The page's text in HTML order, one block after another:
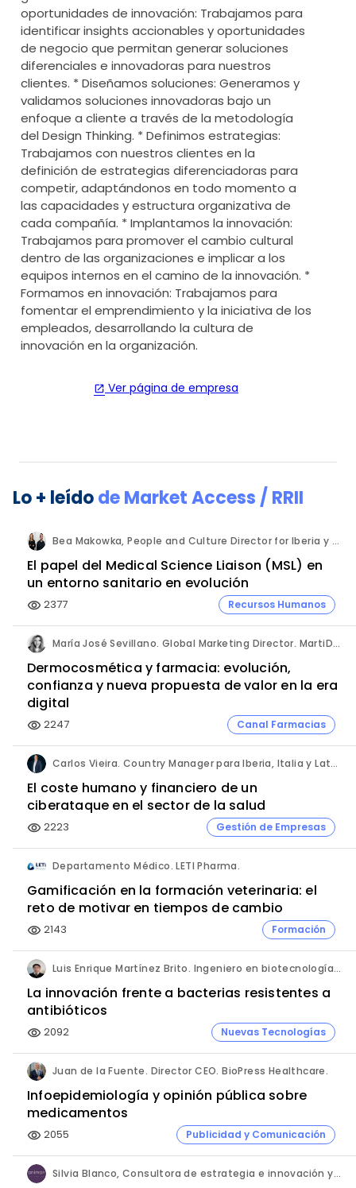
oportunidades de innovación: Trabajamos para
identificar insights accionables y oportunidades
de negocio que permitan generar soluciones
diferenciales e innovadoras para nuestros
clientes. * Diseñamos soluciones: Generamos y
validamos soluciones innovadoras bajo un
enfoque a cliente a través de la metodología
del Design Thinking. * Definimos estrategias:
Trabajamos con nuestros clientes en la
definición de estrategias diferenciadoras para
competir, adaptándonos en todo momento a
las capacidades y estructura organizativa de
cada compañía. * Implantamos la innovación:
Trabajamos para promover el cambio cultural
dentro de las organizaciones e implicar a los
equipos internos en el camino de la innovación. *
Formamos en innovación: Trabajamos para
fomentar el emprendimiento y la iniciativa de los
empleados, desarrollando la cultura de
innovación en la organización.
open_in_new Ver página de empresa
Lo + leídodeMarket Access / RRII
Bea Makowka, People and Culture Director for Iberia y Alberto Municio, Talent Seach Solutions Lead for Iberia. Inizio Engage.
El papel del Medical Science Liaison (MSL) en
un entorno sanitario en evolución
visibility 2377 Recursos Humanos
María José Sevillano. Global Marketing Director. MartiDerm.
Dermocosmética y farmacia: evolución,
confianza y nueva propuesta de valor en la era
digital
visibility 2247 Canal Farmacias
Carlos Vieira. Country Manager para Iberia, Italia y Latam. Hornetsecurity.
El coste humano y financiero de un
ciberataque en el sector de la salud
visibility 2223 Gestión de Empresas
Departamento Médico. LETI Pharma.
Gamificación en la formación veterinaria: el
reto de motivar en tiempos de cambio
visibility 2143 Formación
Luis Enrique Martínez Brito. Ingeniero en biotecnología, México.
La innovación frente a bacterias resistentes a
antibióticos
visibility 2092 Nuevas Tecnologías
Juan de la Fuente. Director CEO. BioPress Healthcare.
Infoepidemiología y opinión pública sobre
medicamentos
visibility 2055 Publicidad y Comunicación
Silvia Blanco, Consultora de estrategia e innovación y Ana Leal, Consultora Senior de estrategia e innovación. ANIMA.